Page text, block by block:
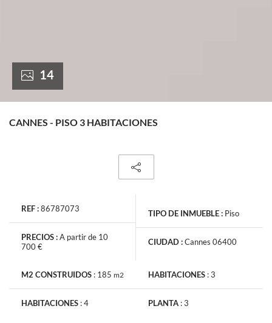
14
CANNES - PISO 3 HABITACIONES
REF :86787073
PRECIOS :A partir de 10
700 €
TIPO DE INMUEBLE : Piso
CIUDAD :Cannes 06400
M2 CONSTRUIDOS : 185 m2
HABITACIONES :4
HABITACIONES :3
PLANTA :3
France +(33)
La información recabada es necesaria para la tramitación de su